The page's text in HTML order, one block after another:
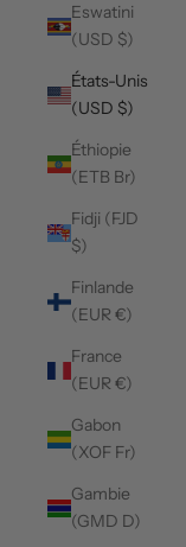
Eswatini
(USD $)
États-Unis
(USD $)
Éthiopie
(ETB Br)
Fidji (FJD
$)
Finlande
(EUR €)
France
(EUR €)
Gabon
(XOF Fr)
Gambie
(GMD D)